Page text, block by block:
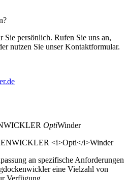
Sie persönlich. Rufen Sie uns an,
nutzen Sie unser Kontaktformular.
OptiWinder
an spezifische Anforderungen
eine Vielzahl von
Verfügung.